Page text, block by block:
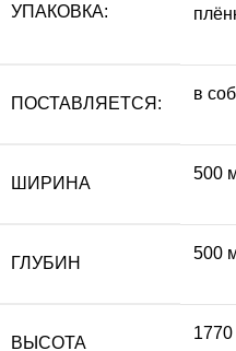
УПАКОВКА:
ПОСТАВЛЯЕТСЯ:
в
ШИРИНА
500
ГЛУБИН
500
ВЫСОТА